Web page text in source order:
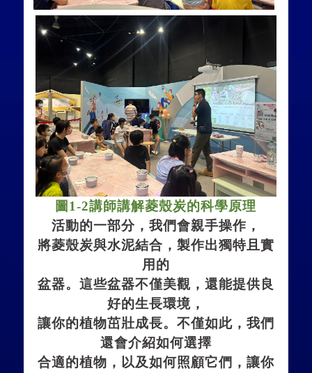
圖 1-2講師講解菱殼炭的科學原理
活動的一部分，我們會親手操作，
將菱殼炭與水泥結合，製作出獨特且實
用的
盆器。這些盆器不僅美觀，還能提供良
好的生長環境，
讓你的植物茁壯成長。不僅如此，我們
還會介紹如何選擇
合適的植物，以及如何照顧它們，讓你